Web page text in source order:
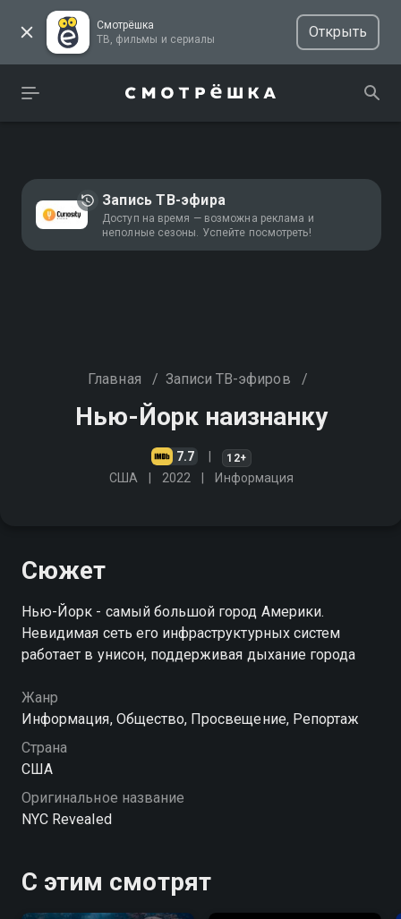
Смотрёшка
ТВ, фильмы и сериалы
Открыть
Запись ТВ-эфира
Доступ на время — возможна реклама и
неполные сезоны. Успейте посмотреть!
Главная / Записи ТВ-эфиров /
Нью-Йорк наизнанку
7.7 12+
США 2022 Информация
Сюжет
Нью-Йорк - самый большой город Америки.
Невидимая сеть его инфраструктурных систем
работает в унисон, поддерживая дыхание города
Жанр
Информация, Общество, Просвещение, Репортаж
Страна
США
Оригинальное название
NYC Revealed
С этим смотрят